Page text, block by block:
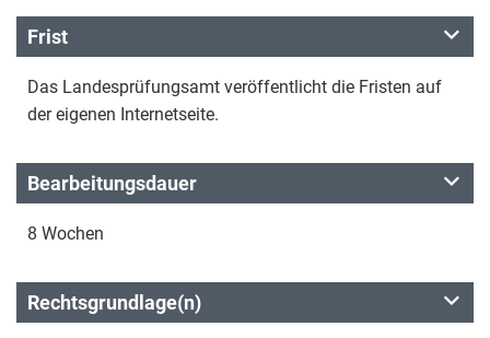
Frist
Das Landesprüfungsamt veröffentlicht die Fristen auf
der eigenen Internetseite.
Bearbeitungsdauer
8 Wochen
Rechtsgrundlage(n)